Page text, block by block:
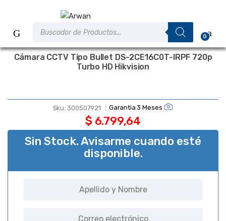
contenido
0
Cámara CCTV Tipo Bullet DS-2CE16C0T-IRPF 720p
Turbo HD Hikvision
Sku:300507921 Garantia 3 Meses
$ 6.799,64
Sin Stock. Avisarme cuando esté
disponible.